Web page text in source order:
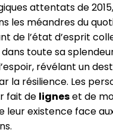
attentats de
les méandres du
de l’état d’esprit
toute sa
révélant un
la résilience. Les
fait de ligneset de
leur existence face